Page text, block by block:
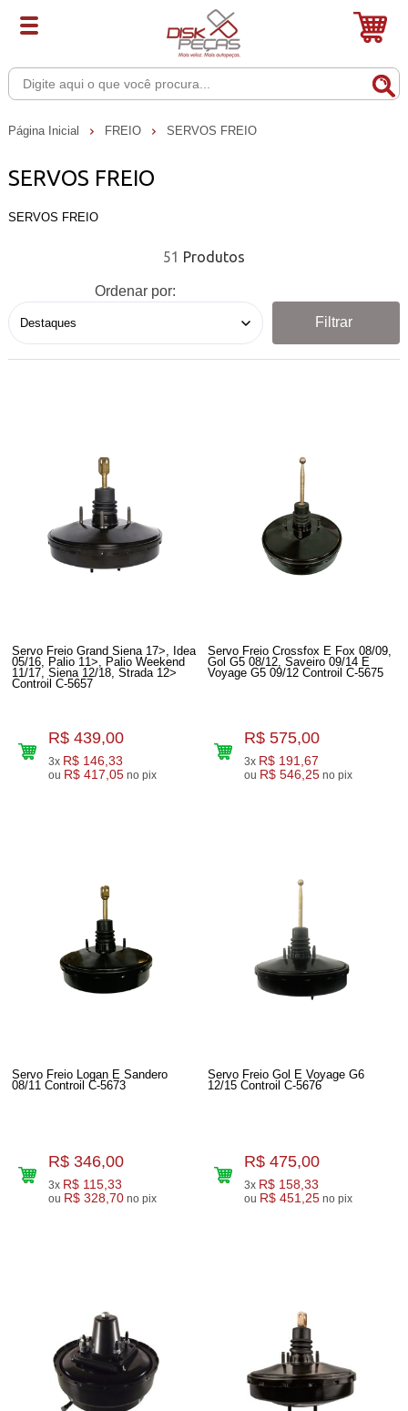
Página Inicial FREIO SERVOS FREIO
SERVOS FREIO
SERVOS FREIO
51
Ordenar por:
Filtrar
Servo Freio Grand Siena 17>, Idea
05/16, Palio 11>, Palio Weekend
11/17, Siena 12/18, Strada 12>
Controil C-5657
R$ 439,00
3x R$ 146,33
ou R$ 417,05 no pix
Servo Freio Crossfox E Fox 08/09,
Gol G5 08/12, Saveiro 09/14 E
Voyage G5 09/12 Controil C-5675
R$ 575,00
3x R$ 191,67
ou R$ 546,25 no pix
Servo Freio Logan E Sandero
08/11 Controil C-5673
R$ 346,00
3x R$ 115,33
ou R$ 328,70 no pix
Servo Freio Gol E Voyage G6
12/15 Controil C-5676
R$ 475,00
3x R$ 158,33
ou R$ 451,25 no pix